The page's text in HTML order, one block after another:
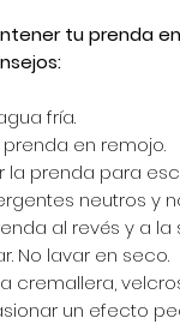
tu prenda
fría.
en remojo.
la prenda para
neutros y
al revés y a la
No lavar en seco.
cremallera,
un efecto